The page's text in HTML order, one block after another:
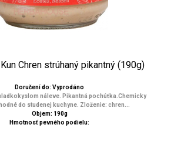
Chren strúhaný pikantný (190g)
Doručení do: Vyprodáno
náleve. Pikantná pochúťka.Chemicky
do studenej kuchyne. Zloženie: chren...
Objem: 190g
Hmotnosť pevného podielu: